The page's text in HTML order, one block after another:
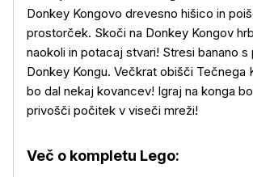
Donkey Kongovo drevesno hišico in
prostorček. Skoči na Donkey Kongov
naokoli in potacaj stvari! Stresi banano s
Donkey Kongu. Večkrat obišči Tečnega
bo dal nekaj kovancev! Igraj na konga
privošči počitek v viseči mreži!
Več o kompletu Lego: